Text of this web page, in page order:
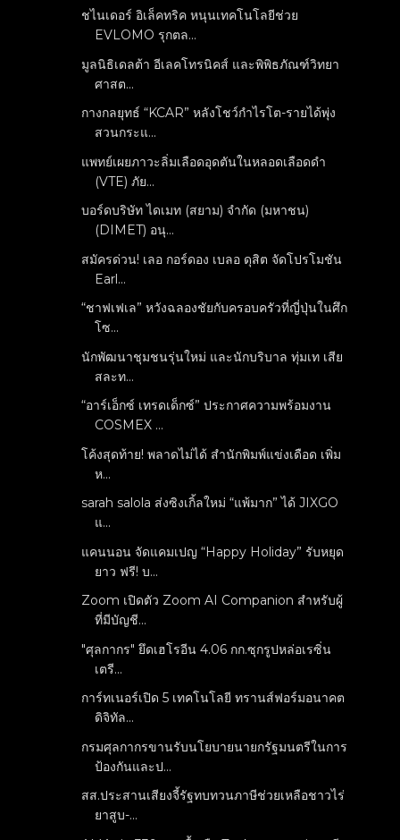
ชไนเดอร์ อิเล็คทริค หนุนเทคโนโลยีช่วย
EVLOMO รุกตล...
มูลนิธิเดลต้า อีเลคโทรนิคส์ และพิพิธภัณฑ์วิทยา
ศาสต...
กางกลยุทธ์ “KCAR” หลังโชว์กำไรโต-รายได้พุ่ง
สวนกระแ...
แพทย์เผยภาวะลิ่มเลือดอุดตันในหลอดเลือดดำ
(VTE) ภัย...
บอร์ดบริษัท ไดเมท (สยาม) จำกัด (มหาชน)
(DIMET) อนุ...
สมัครด่วน! เลอ กอร์ดอง เบลอ ดุสิต จัดโปรโมชัน
Earl...
“ชาฟเฟเล” หวังฉลองชัยกับครอบครัวที่ญี่ปุ่นในศึก
โซ...
นักพัฒนาชุมชนรุ่นใหม่ และนักบริบาล ทุ่มเท เสีย
สละท...
“อาร์เอ็กซ์ เทรดเด็กซ์” ประกาศความพร้อมงาน
COSMEX ...
โค้งสุดท้าย! พลาดไม่ได้ สำนักพิมพ์แข่งเดือด เพิ่ม
ห...
sarah salola ส่งซิงเกิ้ลใหม่ “แพ้มาก” ได้ JIXGO
แ...
แคนนอน จัดแคมเปญ “Happy Holiday” รับหยุด
ยาว ฟรี! บ...
Zoom เปิดตัว Zoom AI Companion สำหรับผู้
ที่มีบัญชี...
"ศุลกากร" ยึดเฮโรอีน 4.06 กก.ซุกรูปหล่อเรซิ่น
เตรี...
การ์ทเนอร์เปิด 5 เทคโนโลยี ทรานส์ฟอร์มอนาคต
ดิจิทัล...
กรมศุลกากรขานรับนโยบายนายกรัฐมนตรีในการ
ป้องกันและป...
สส.ประสานเสียงจี้รัฐทบทวนภาษีช่วยเหลือชาวไร่
ยาสูบ-...